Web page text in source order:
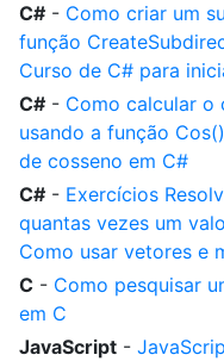
C# - Como criar um
função
Curso de C# para
C# - Como calcular o
usando a função
de cosseno em C#
C# - Exercícios
quantas vezes um
Como usar vetores e
C - Como pesquisar
em C
JavaScript -